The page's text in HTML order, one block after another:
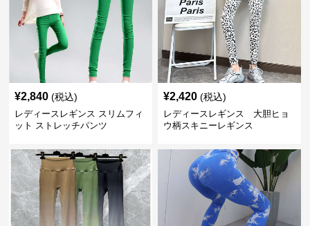
¥2,840 (税込)
レディースレギンス スリムフィ
ット ストレッチパンツ
¥2,420 (税込)
レディースレギンス 大胆ヒョ
ウ柄スキニーレギンス